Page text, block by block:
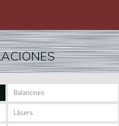
Balancines
Lásers